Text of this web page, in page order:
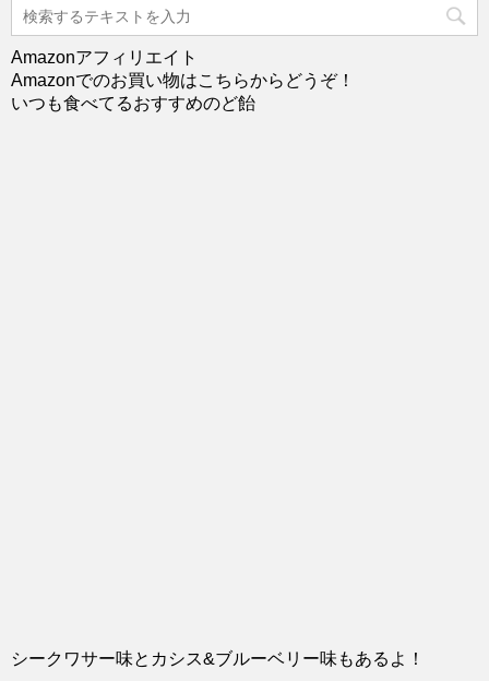
Amazonアフィリエイト
Amazonでのお買い物はこちらからどうぞ！
いつも食べてるおすすめのど飴
シークワサー味とカシス&ブルーベリー味もあるよ！